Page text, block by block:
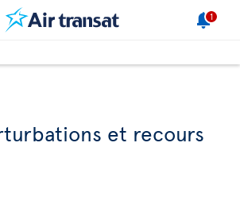
1
et recours